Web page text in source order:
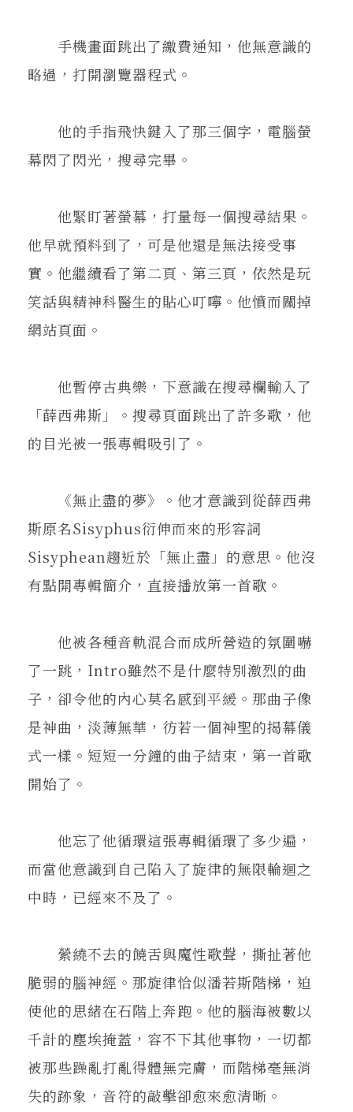
手機畫面跳出了繳費通知，他無意識的
略過，打開瀏覽器程式。
他的手指飛快鍵入了那三個字，電腦螢
幕閃了閃光，搜尋完畢。
他緊盯著螢幕，打量每一個搜尋結果。
他早就預料到了，可是他還是無法接受事
實。他繼續看了第二頁、第三頁，依然是玩
笑話與精神科醫生的貼心叮嚀。他憤而關掉
網站頁面。
他暫停古典樂，下意識在搜尋欄輸入了
「薛西弗斯」。搜尋頁面跳出了許多歌，他
的目光被一張專輯吸引了。
《無止盡的夢》。他才意識到從薛西弗
斯原名Sisyphus衍伸而來的形容詞
Sisyphean趨近於「無止盡」的意思。他沒
有點開專輯簡介，直接播放第一首歌。
他被各種音軌混合而成所營造的氛圍嚇
了一跳，Intro雖然不是什麼特別激烈的曲
子，卻令他的內心莫名感到平緩。那曲子像
是神曲，淡薄無華，彷若一個神聖的揭幕儀
式一樣。短短一分鐘的曲子結束，第一首歌
開始了。
他忘了他循環這張專輯循環了多少遍，
而當他意識到自己陷入了旋律的無限輪迴之
中時，已經來不及了。
縈繞不去的饒舌與魔性歌聲，撕扯著他
脆弱的腦神經。那旋律恰似潘若斯階梯，迫
使他的思緒在石階上奔跑。他的腦海被數以
千計的塵埃掩蓋，容不下其他事物，一切都
被那些躁亂打亂得體無完膚，而階梯毫無消
失的跡象，音符的敲擊卻愈來愈清晰。